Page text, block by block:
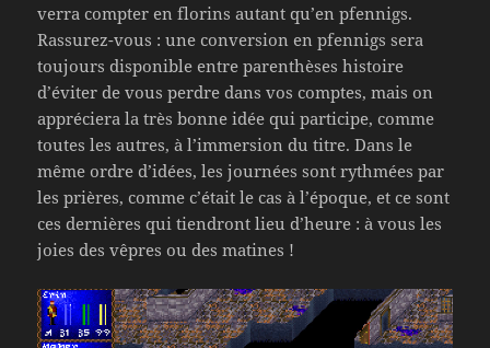
verra compter en florins autant qu’en pfennigs.
Rassurez-vous : une conversion en pfennigs sera
toujours disponible entre parenthèses histoire
d’éviter de vous perdre dans vos comptes, mais on
appréciera la très bonne idée qui participe, comme
toutes les autres, à l’immersion du titre. Dans le
même ordre d’idées, les journées sont rythmées par
les prières, comme c’était le cas à l’époque, et ce sont
ces dernières qui tiendront lieu d’heure : à vous les
joies des vêpres ou des matines !